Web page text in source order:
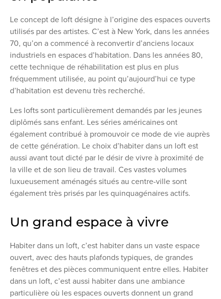
Le concept de loft désigne à l’origine des espaces ouverts
utilisés par des artistes. C’est à New York, dans les années
70, qu’on a commencé à reconvertir d’anciens locaux
industriels en espaces d’habitation. Dans les années 80,
cette technique de réhabilitation est plus en plus
fréquemment utilisée, au point qu’aujourd’hui ce type
d’habitation est devenu très recherché.
Les lofts sont particulièrement demandés par les jeunes
diplômés sans enfant. Les séries américaines ont
également contribué à promouvoir ce mode de vie auprès
de cette génération. Le choix d’habiter dans un loft est
aussi avant tout dicté par le désir de vivre à proximité de
la ville et de son lieu de travail. Ces vastes volumes
luxueusement aménagés situés au centre-ville sont
également très prisés par les quinquagénaires actifs.
Un grand espace à vivre
Habiter dans un loft, c’est habiter dans un vaste espace
ouvert, avec des hauts plafonds typiques, de grandes
fenêtres et des pièces communiquent entre elles. Habiter
dans un loft, c’est aussi habiter dans une ambiance
particulière où les espaces ouverts donnent un grand